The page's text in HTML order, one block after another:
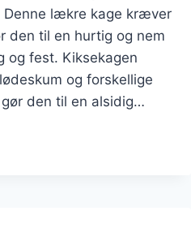
lækre kage kræver
den til en hurtig og nem
og fest. Kiksekagen
og forskellige
den til en alsidig…